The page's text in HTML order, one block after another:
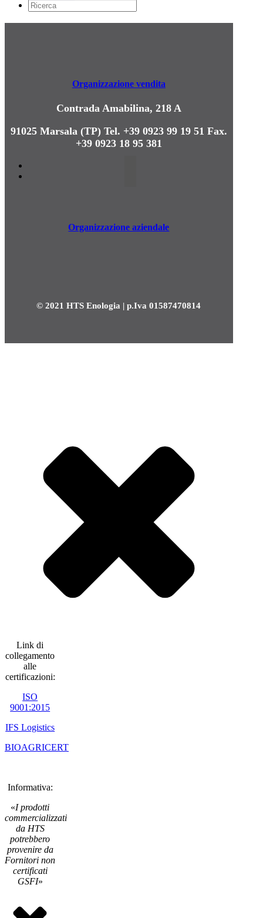
Organizzazione vendita
Contrada Amabilina, 218 A
91025 Marsala (TP)Tel. +39 0923 99 19 51 Fax.
+39 0923 18 95 381
Organizzazione aziendale
© 2021 HTS Enologia | p.Iva 01587470814
Link di
collegamento
alle
certificazioni:
ISO
9001:2015
IFS Logistics
BIOAGRICERT
Informativa:
«I prodotti
commercializzati
da HTS
potrebbero
provenire da
Fornitori non
certificati
GSFI»